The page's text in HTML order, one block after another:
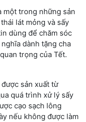
một trong những sản
lát mỏng và sấy
dùng để chăm sóc
dành tặng cha
trọng của Tết.
sản xuất từ
quá trình xử lý sấy
cạo sạch lông
nếu không được làm